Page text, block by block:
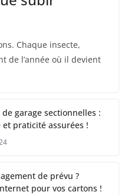
Chaque insecte,
de l’année où il devient
de garage sectionnelles :
praticité assurées !
de prévu ?
pour vos cartons !